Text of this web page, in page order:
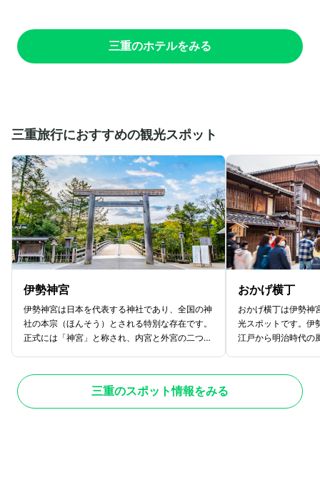
三重のホテルをみる
三重旅行におすすめの観光スポット
伊勢神宮
伊勢神宮は日本を代表する神社であり、全国の神
社の本宗（ほんそう）とされる特別な存在です。
正式には「神宮」と称され、内宮と外宮の二つの
を祀る神社です。日本の最高神とされる天照大御
神は、太陽の神としても知られる存在です。一
方、外宮は豊受大御神（とようけのおおみかみ）
おかげ横丁
おかげ横丁は伊勢神
光スポットです。伊
江戸から明治時代の
した木造の商店や
プしたかのような
を散策しながら、趣
三重のスポット情報をみる